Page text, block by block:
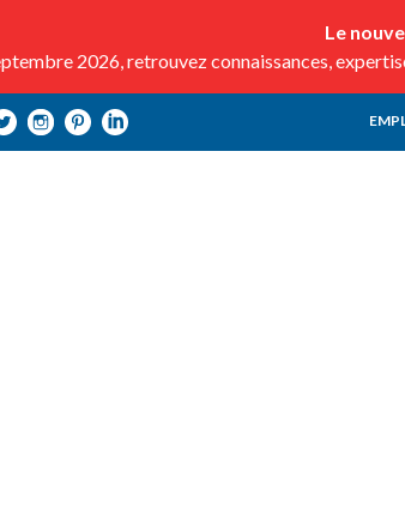
Le
2026, retrouvez connaissances,